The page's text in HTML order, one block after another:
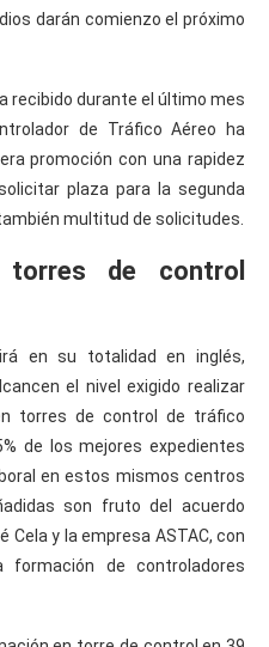
darán comienzo el próximo
recibido durante el último mes
de Tráfico Aéreo ha
promoción con una rapidez
plaza para la segunda
multitud de solicitudes.
de control
en su totalidad en inglés,
el nivel exigido realizar
torres de control de tráfico
de los mejores expedientes
en estos mismos centros
son fruto del acuerdo
Cela y la empresa ASTAC, con
formación de controladores